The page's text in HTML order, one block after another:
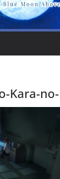
Kara-